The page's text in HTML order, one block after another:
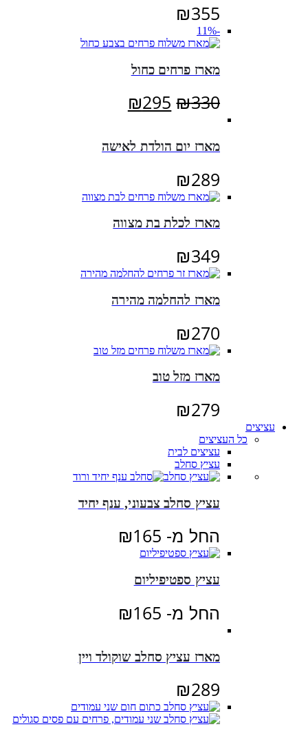
₪355
-11%
מארז פרחים כחול
₪330
המחיר
היה:
₪295
הוא:
מארז יום הולדת לאישה
₪289
מארז לכלת בת מצווה
₪349
מארז להחלמה מהירה
₪270
מארז מזל טוב
₪279
עציצים
כל העציצים
עציצים לבית
עציץ סחלב
עציץ סחלב צבעוני, ענף יחיד
החל מ- ₪165
עציץ ספטיפיליום
החל מ- ₪165
מארז עציץ סחלב שוקולד ויין
₪289